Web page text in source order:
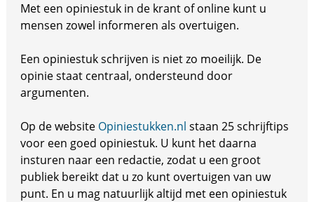
Met een opiniestuk in de krant of online kunt u
mensen zowel informeren als overtuigen.
Een opiniestuk schrijven is niet zo moeilijk. De
opinie staat centraal, ondersteund door
argumenten.
Op de website Opiniestukken.nl staan 25 schrijftips
voor een goed opiniestuk. U kunt het daarna
insturen naar een redactie, zodat u een groot
publiek bereikt dat u zo kunt overtuigen van uw
punt. En u mag natuurlijk altijd met een opiniestuk